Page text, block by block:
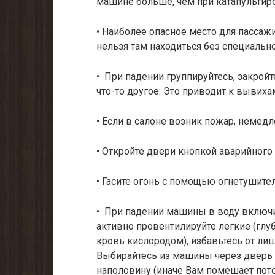
• Наиболее опасное место для
нельзя там находиться без
• При падении группируйтесь,
что-то другое. Это приводит к
• Если в салоне возник пожар,
• Откройте двери кнопкой
• Гасите огонь с помощью
• При падении машины в воду
активно провентилируйте легкие
кровь кислородом), избавьтесь от
Выбирайтесь из машины через
наполовину (иначе Вам поме­шает